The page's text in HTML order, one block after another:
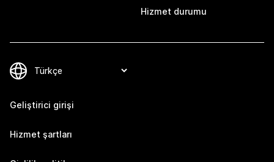
Hizmet durumu
Geliştirici girişi
Hizmet şartları